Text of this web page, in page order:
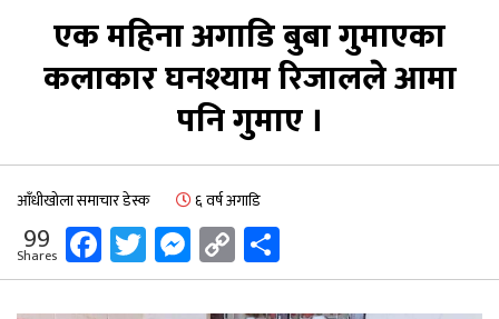
एक महिना अगाडि बुबा गुमाएका
कलाकार घनश्याम रिजालले आमा
पनि गुमाए ।
आँधीखोला समाचार डेस्क ६ वर्ष अगाडि
99
Shares Facebook
Twitter
Messenger
Copy
Link